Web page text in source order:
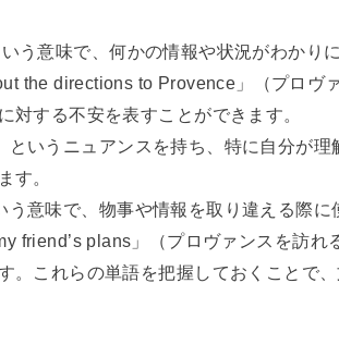
う意味で、何かの情報や状況がわかり
the directions to Provence」（プロヴ
対する不安を表すことができます。
というニュアンスを持ち、特に自分が
す。
う意味で、物事や情報を取り違える際
friend’s plans」（プロヴァンスを訪れ
。これらの単語を把握しておくことで